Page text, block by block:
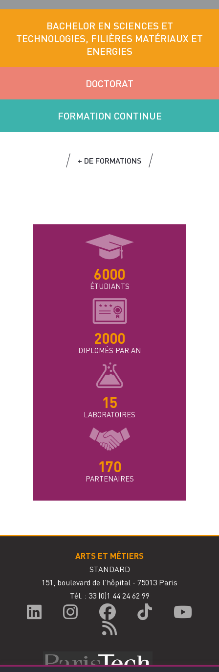
BACHELOR EN SCIENCES ET
TECHNOLOGIES, FILIÈRES MATÉRIAUX ET
ENERGIES
DOCTORAT
FORMATION CONTINUE
+ DE FORMATIONS
6000
ÉTUDIANTS
2000
DIPLOMÉS PAR AN
15
LABORATOIRES
170
PARTENAIRES
ARTS ET MÉTIERS
STANDARD
151, boulevard de l'hôpital - 75013 Paris
Tél. : 33 (0)1 44 24 62 99